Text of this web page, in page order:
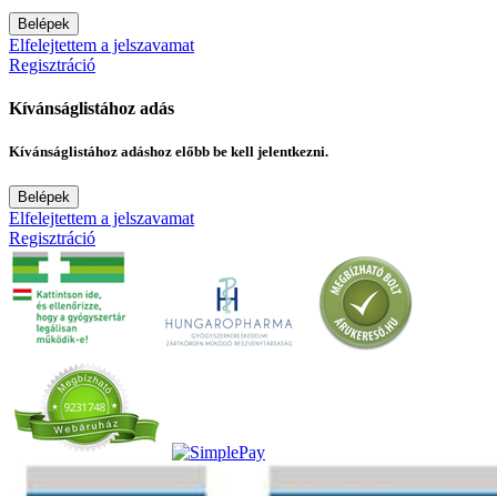
Belépek
Elfelejtettem a jelszavamat
Regisztráció
Kívánságlistához adás
Kívánságlistához adáshoz előbb be kell jelentkezni.
Belépek
Elfelejtettem a jelszavamat
Regisztráció